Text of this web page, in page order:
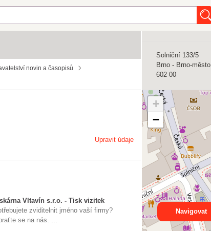
novin a časopisů
Upravit údaje
Vltavín s.r.o. - Tisk vizitek
zviditelnit jméno vaší firmy?
se na nás. ...
Solniční 133/5
Brno - Brno-město
602 00
+
−
Navigovat